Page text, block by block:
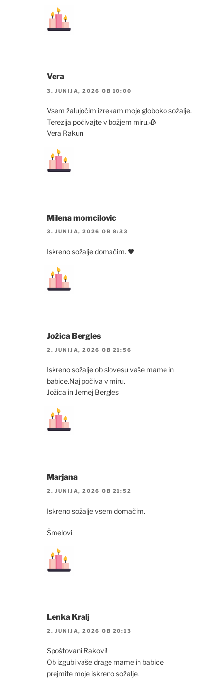
Vera
3. JUNIJA, 2026 OB 10:00
Vsem žalujočim izrekam moje globoko sožalje.
Terezija počivajte v božjem miru.🥀
Vera Rakun
Milena momcilovic
3. JUNIJA, 2026 OB 8:33
Iskreno sožalje domačim. 🖤
Jožica Bergles
2. JUNIJA, 2026 OB 21:56
Iskreno sožalje ob slovesu vaše mame in
babice.Naj počiva v miru.
Jožica in Jernej Bergles
Marjana
2. JUNIJA, 2026 OB 21:52
Iskreno sožalje vsem domačim.
Šmelovi
Lenka Kralj
2. JUNIJA, 2026 OB 20:13
Spoštovani Rakovi!
Ob izgubi vaše drage mame in babice
prejmite moje iskreno sožalje.